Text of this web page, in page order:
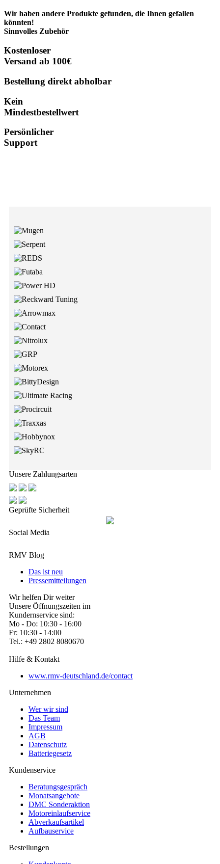
Wir haben andere Produkte gefunden, die Ihnen gefallen
könnten!
Sinnvolles Zubehör
Kostenloser
Versand ab 100€
Bestellung direkt abholbar
Kein
Mindestbestellwert
Persönlicher
Support
Unsere Zahlungsarten
Geprüfte Sicherheit
Social Media
RMV Blog
Das ist neu
Pressemitteilungen
Wir helfen Dir weiter
Unsere Öffnungszeiten im
Kundernservice sind:
Mo - Do: 10:30 - 16:00
Fr: 10:30 - 14:00
Tel.: +49 2802 8080670
Hilfe & Kontakt
www.rmv-deutschland.de/contact
Unternehmen
Wer wir sind
Das Team
Impressum
AGB
Datenschutz
Batteriegesetz
Kundenservice
Beratungsgespräch
Monatsangebote
DMC Sonderaktion
Motoreinlaufservice
Abverkaufsartikel
Aufbauservice
Bestellungen